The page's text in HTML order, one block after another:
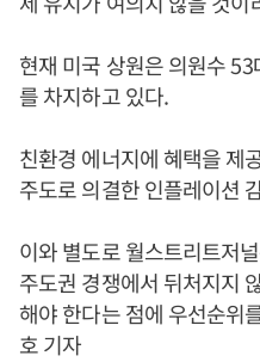
현재 미국 상원은 의원수
를 차지하고 있다.
친환경 에너지에 혜택을 제
주도로 의결한 인플레이션
이와 별도로 월스트리트저
주도권 경쟁에서 뒤처지지
해야 한다는 점에 우선순위
호 기자